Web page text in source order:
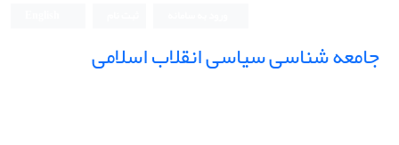
جامعه شناسی سیاسی انقلاب اسلامی